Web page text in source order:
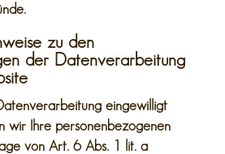
zu den
der Datenverarbeitung
eingewilligt
wir Ihre personenbezogenen
von Art. 6 Abs. 1 lit. a